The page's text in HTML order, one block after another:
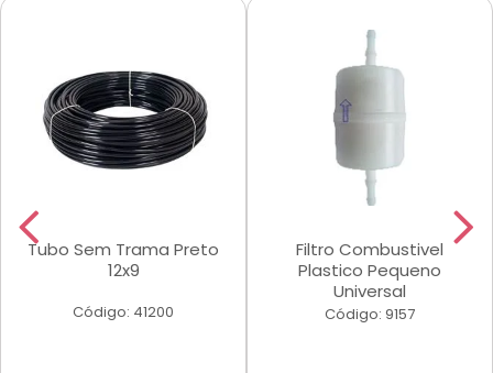
Tubo Sem Trama Preto
12x9
Código: 41200
Filtro Combustivel
Plastico Pequeno
Universal
Código: 9157